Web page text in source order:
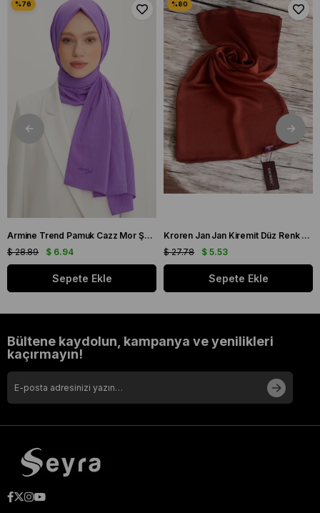
Armine Trend Pamuk Cazz Mor Şal 21210
$ 6.94
$ 28.89
Sepete Ekle
Kroren Jan Jan Kiremit Düz Renk Şal 7301-85
$ 5.53
$ 27.78
Sepete Ekle
Bültene kaydolun, kampanya ve yenilikleri
kaçırmayın!